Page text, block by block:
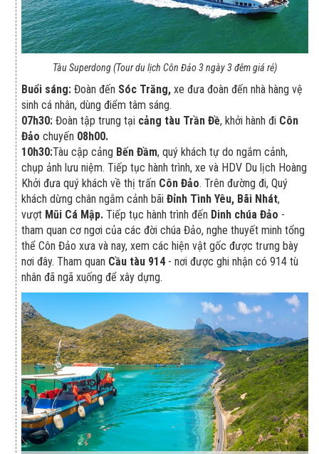
Tàu Superdong (Tour du lịch Côn Đảo 3 ngày 3 đêm giá rẻ)
Buổi sáng: Đoàn đến Sóc Trăng, xe đưa đoàn đến nhà hàng vệ
sinh cá nhân, dùng điểm tâm sáng.
07h30: Đoàn tập trung tại cảng tàu Trần Đề, khởi hành đi Côn
Đảo chuyến 08h00.
10h30:Tàu cập cảng Bến Đầm, quý khách tự do ngắm cảnh,
chụp ảnh lưu niệm. Tiếp tục hành trình, xe và HDV Du lịch Hoàng
Khởi đưa quý khách về thị trấn Côn Đảo. Trên đường đi, Quý
khách dừng chân ngắm cảnh bãi Đỉnh Tình Yêu, Bãi Nhát,
vượt Mũi Cá Mập. Tiếp tục hành trình đến Dinh chúa Đảo -
tham quan cơ ngơi của các đời chúa Đảo, nghe thuyết minh tổng
thể Côn Đảo xưa và nay, xem các hiện vật gốc được trưng bày
nơi đây. Tham quan Cầu tàu 914- nơi được ghi nhận có 914 tù
nhân đã ngã xuống để xây dựng.